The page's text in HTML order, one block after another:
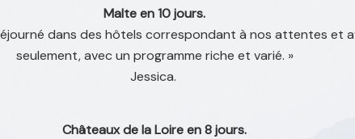
Malte en 10 jours.
dans des hôtels correspondant à nos attentes et
seulement, avec un programme riche et varié. »
Jessica.
Châteaux de la Loire en 8 jours.